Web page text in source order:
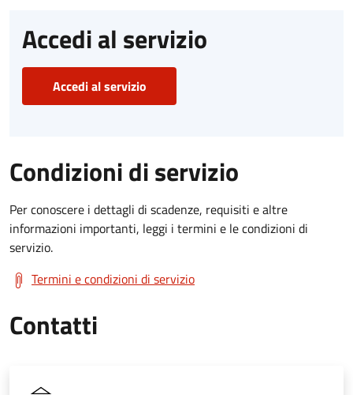
Accedi al servizio
Accedi al servizio
Condizioni di servizio
Per conoscere i dettagli di scadenze, requisiti e altre
informazioni importanti, leggi i termini e le condizioni di
servizio.
Termini e condizioni di servizio
Contatti